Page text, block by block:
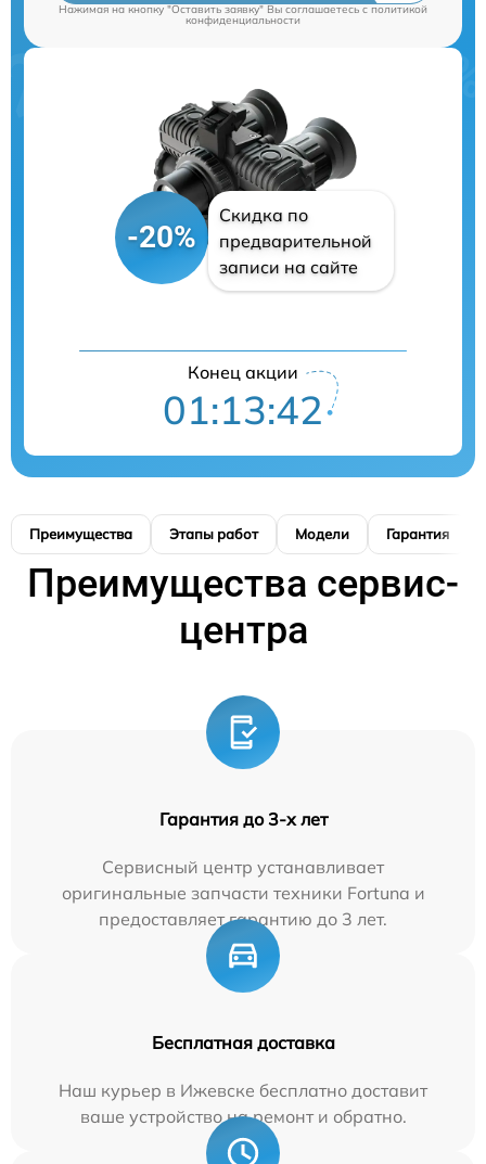
Нажимая на кнопку "Оставить заявку" Вы соглашаетесь cполитикой
конфиденциальности
-20%
Скидка по
предварительной
записи на сайте
Конец акции
01:13:41
Преимущества Этапы работ Модели Гарантия
Преимущества сервис-
центра
Гарантия до 3-х лет
Сервисный центр устанавливает
оригинальные запчасти техники Fortuna и
предоставляет гарантию до 3 лет.
Бесплатная доставка
Наш курьер в Ижевске бесплатно доставит
ваше устройство на ремонт и обратно.